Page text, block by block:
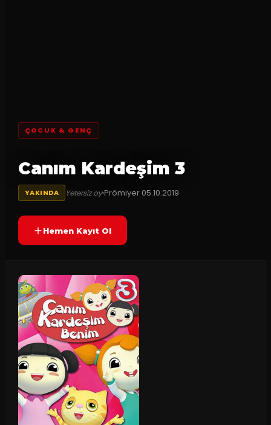
ÇOCUK & GENÇ
Canım Kardeşim 3
YAKINDA Yetersiz oyPrömiyer05.10.2019
Hemen Kayıt Ol